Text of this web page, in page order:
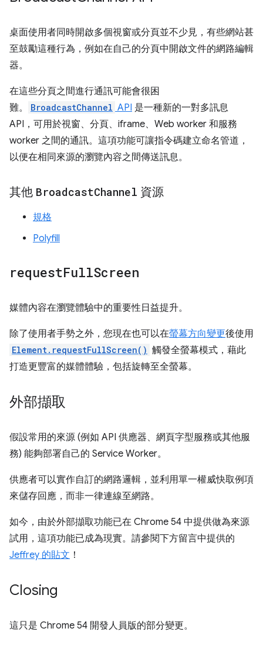
桌面使用者同時開啟多個視窗或分頁並不少見，有些網站甚
至鼓勵這種行為，例如在自己的分頁中開啟文件的網路編輯
器。
在這些分頁之間進行通訊可能會很困
難。
BroadcastChannel API 是一種新的一對多訊息
API，可用於視窗、分頁、iframe、Web worker 和服務
worker 之間的通訊。這項功能可讓指令碼建立命名管道，
以便在相同來源的瀏覽內容之間傳送訊息。
其他 BroadcastChannel 資源
規格
Polyfill
requestFullScreen
媒體內容在瀏覽體驗中的重要性日益提升。
除了使用者手勢之外，您現在也可以在螢幕方向變更後使用
Element.requestFullScreen() 觸發全螢幕模式，藉此
打造更豐富的媒體體驗，包括旋轉至全螢幕。
外部擷取
假設常用的來源 (例如 API 供應器、網頁字型服務或其他服
務) 能夠部署自己的 Service Worker。
供應者可以實作自訂的網路邏輯，並利用單一權威快取例項
來儲存回應，而非一律連線至網路。
如今，由於外部擷取功能已在 Chrome 54 中提供做為來源
試用，這項功能已成為現實。請參閱下方留言中提供的
Jeffrey 的貼文 ！
Closing
這只是 Chrome 54 開發人員版的部分變更。